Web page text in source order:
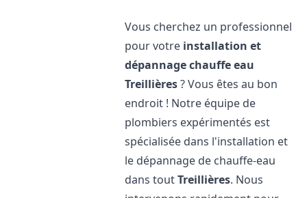
Vous cherchez un professionnel
pour votre installation et
dépannage chauffe eau
Treillières? Vous êtes au bon
endroit ! Notre équipe de
plombiers expérimentés est
spécialisée dans l'installation et
le dépannage de chauffe-eau
dans toutTreillières. Nous